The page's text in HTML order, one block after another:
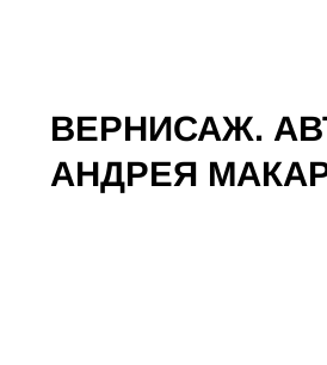
ВЕРНИСАЖ.
АНДРЕЯ